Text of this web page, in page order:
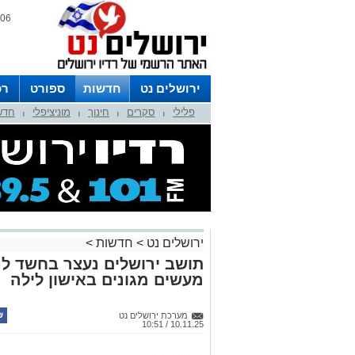
06 אוגוסט 2026 / 15:50
ירושלים נט חדשות ספורט
לפרסום ברדיו צרו קשר
לוח פלילי סקרים חינוך מוניציפלי
ירושלים נט > חדשות >
תושב ירושלים נעצר בחשד
מעשים מגונים באישון לילה
מערכת ירושלים נט
10.11.25 / 10:51